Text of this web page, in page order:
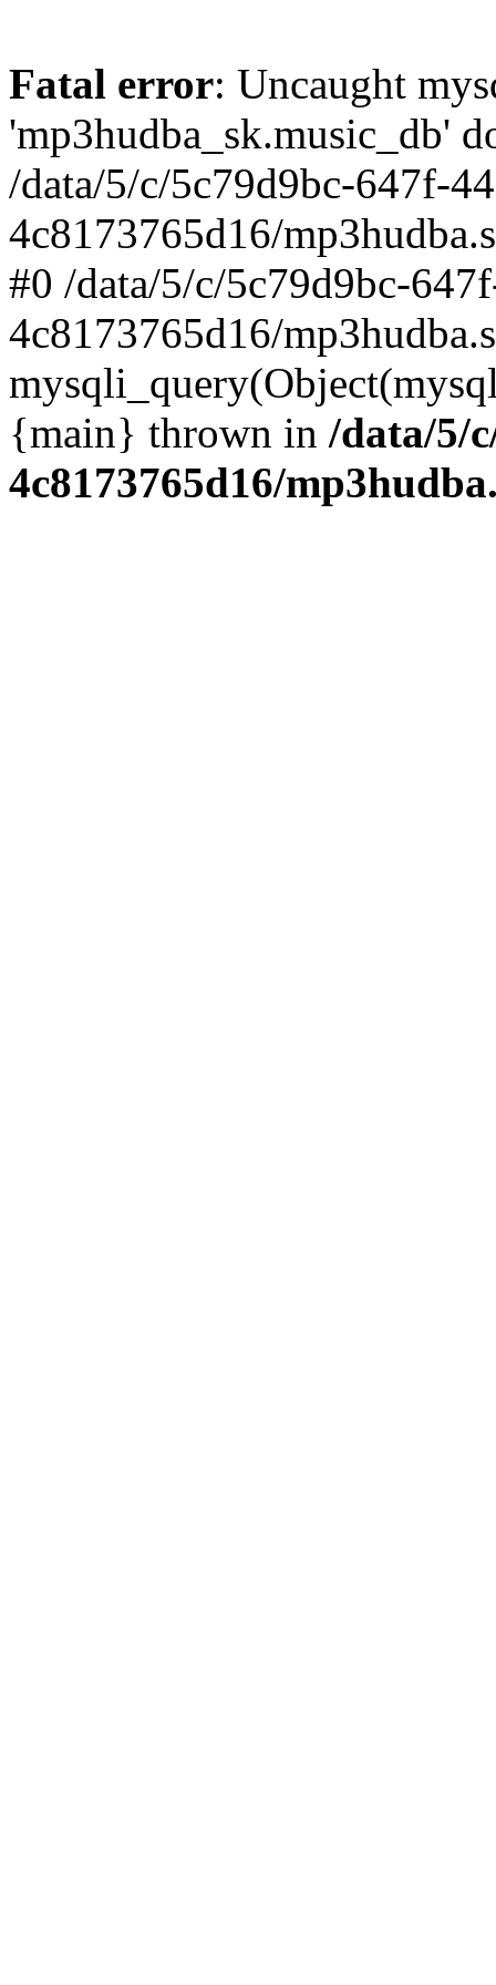
Fatal error: Uncaught
'mp3hudba_sk.music_db'
/data/5/c/5c79d9bc-647f-
4c8173765d16/
#0 /data/5/c/5c79d9bc-
4c8173765d16/
{main} thrown in /data/5/
4c8173765d16/